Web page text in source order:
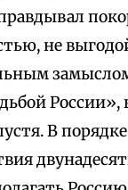
не
России»,
В